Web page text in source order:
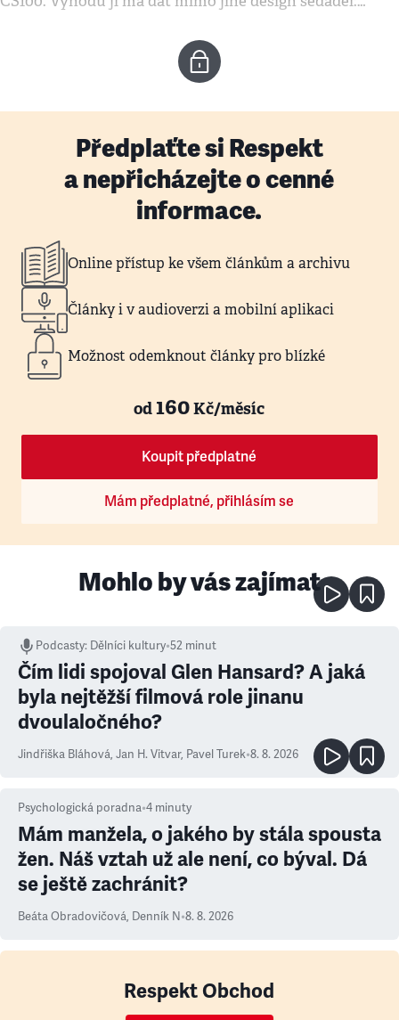
Předplaťte si Respekt
a nepřicházejte o cenné
informace.
Online přístup ke všem článkům a archivu
Články i v audioverzi a mobilní aplikaci
Možnost odemknout články pro blízké
od160Kč/měsíc
Koupit předplatné
Mám předplatné, přihlásím se
Mohlo by vás zajímat
Podcasty: Dělníci kultury•52 minut
Čím lidi spojoval Glen Hansard? A jaká
byla nejtěžší filmová role jinanu
dvoulaločného?
Jindřiška Bláhová, Jan H. Vitvar, Pavel Turek•8. 8. 2026
Psychologická poradna•4 minuty
Mám manžela, o jakého by stála spousta
žen. Náš vztah už ale není, co býval. Dá
se ještě zachránit?
Beáta Obradovičová, Denník N•8. 8. 2026
Respekt Obchod